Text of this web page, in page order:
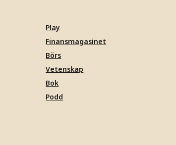
Play
Finansmagasinet
Börs
Vetenskap
Bok
Podd